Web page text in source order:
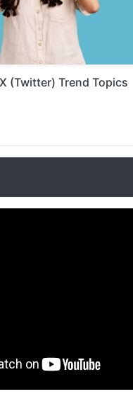
(Twitter) Trend Topics
Kutlama Etkinliği